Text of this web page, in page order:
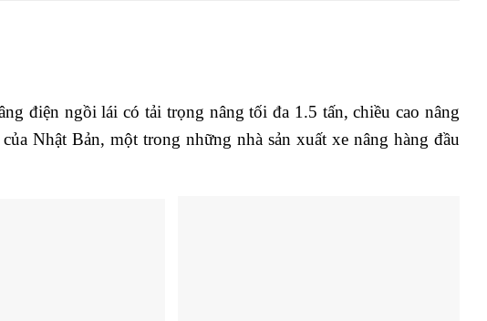
điện ngồi lái có tải trọng nâng tối đa 1.5 tấn, chiều cao nâng
Nhật Bản, một trong những nhà sản xuất xe nâng hàng đầu